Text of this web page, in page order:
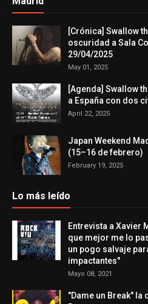
[Crónica] Swallow
oscuridad a Sala
29/04/2025
May 01, 2025
[Agenda] Swallow
a España con dos
April 22, 2025
Japan Weekend
(15–16 de febrero)
February 19, 2025
Lo más leído
Entrevista a Xavier
que mejor me lo
un pogo salvaje
impactantes"
Mayo 08, 2021
"Dame un Break"